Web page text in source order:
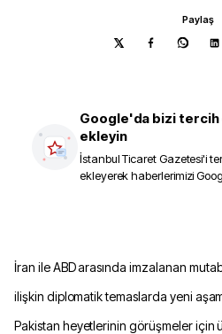
Paylaş
Google'da bizi tercih
ekleyin
İstanbul Ticaret Gazetesi'i
ekleyerek haberlerimizi
İran ile ABD arasında imzalanan mutabakat zaptının uygulanmasına
ilişkin diplomatik temaslarda yeni
Pakistan heyetlerinin görüşmeler için